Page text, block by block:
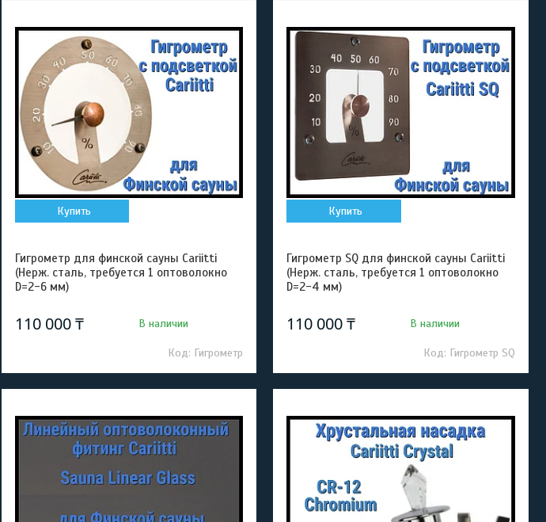
Купить
Гигрометр для финской сауны Cariitti
(Нерж. сталь, требуется 1 оптоволокно
D=2-6 мм)
110 000 ₸ В наличии
Гигрометр
Купить
Гигрометр SQ для финской сауны Cariitti
(Нерж. сталь, требуется 1 оптоволокно
D=2-4 мм)
110 000 ₸ В наличии
Гигрометр SQ